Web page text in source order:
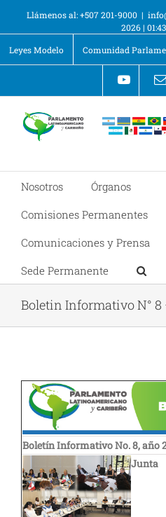
Llámenos al: +507 201-9000 |
2026|
Leyes Modelo
Comunidad
Nosotros
Órganos
Comisiones Permanentes
Comunicaciones y Prensa
Sede Permanente
Boletin Informativo N° 8
Boletín Informativo No. 8, año
Junta